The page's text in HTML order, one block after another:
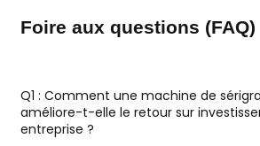
Foire aux questions (FAQ)
Q1 : Comment une machine de
améliore-t-elle le retour sur
entreprise ?